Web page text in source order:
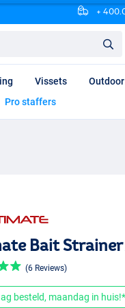
+
Vissets Outdoor
Pro staffers
Bait Strainer
(6 Reviews)
besteld, maandag in huis!*